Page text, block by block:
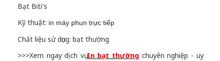
Bạt Biti's
Kỹ thuật: in máy phun trực tiếp
Chất liệu sử dụng: bạt thường
>>>Xem ngay dịch vụIn bạt thường chuyên nghiệp - uy